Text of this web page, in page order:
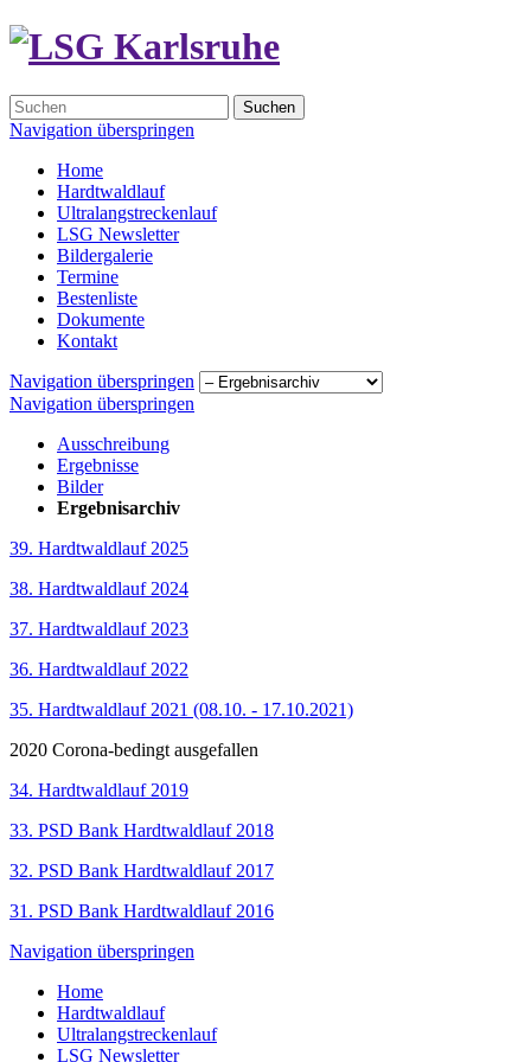
Suchen
Navigation überspringen
Home
Hardtwaldlauf
Ultralangstreckenlauf
LSG Newsletter
Bildergalerie
Termine
Bestenliste
Dokumente
Kontakt
Navigation überspringen
Navigation überspringen
Ausschreibung
Ergebnisse
Bilder
Ergebnisarchiv
39. Hardtwaldlauf 2025
38. Hardtwaldlauf 2024
37. Hardtwaldlauf 2023
36. Hardtwaldlauf 2022
35. Hardtwaldlauf 2021 (08.10. - 17.10.2021)
2020 Corona-bedingt ausgefallen
34. Hardtwaldlauf 2019
33. PSD Bank Hardtwaldlauf 2018
32. PSD Bank Hardtwaldlauf 2017
31. PSD Bank Hardtwaldlauf 2016
Navigation überspringen
Home
Hardtwaldlauf
Ultralangstreckenlauf
LSG Newsletter